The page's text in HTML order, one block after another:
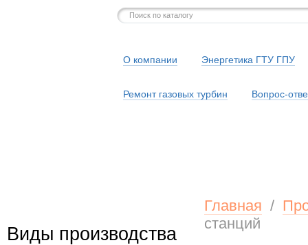
О компании Энергетика ГТУ ГПУ
Ремонт газовых турбин Вопрос-
Виды производства
Главная /
станций